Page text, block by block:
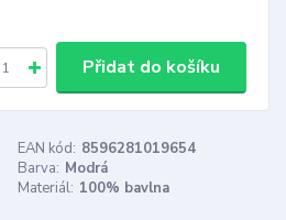
Přidat do košíku
EAN kód: 8596281019654
Barva: Modrá
Materiál: 100% bavlna